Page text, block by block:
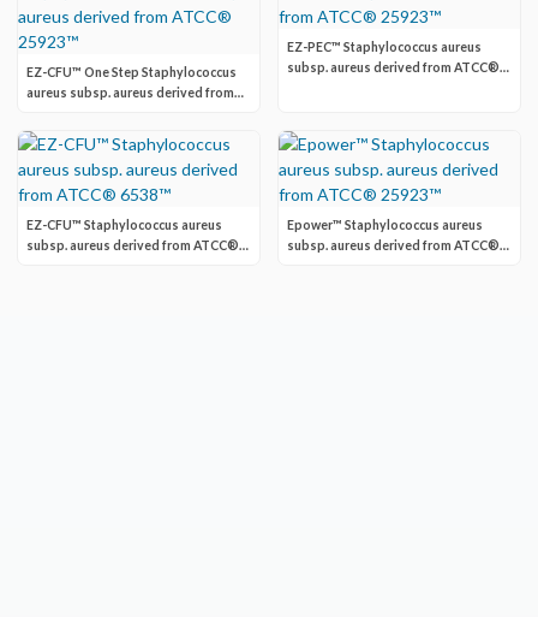
EZ-CFU™ One Step Staphylococcus
aureus subsp. aureus derived from
EZ-PEC™ Staphylococcus aureus
subsp. aureus derived from ATCC®
EZ-CFU™ Staphylococcus aureus
subsp. aureus derived from ATCC®
Epower™ Staphylococcus aureus
subsp. aureus derived from ATCC®